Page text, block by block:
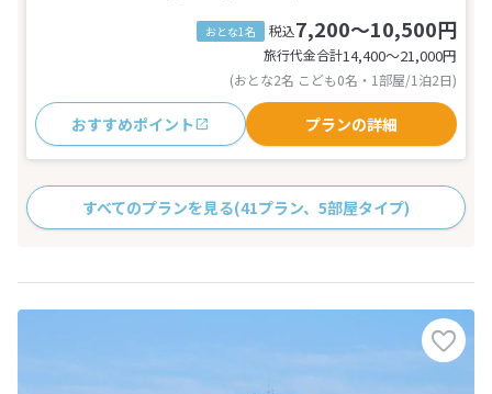
おとな1名 税込7,200～10,500円
旅行代金合計14,400〜21,000円
(おとな2名 こども0名・1部屋/1泊2日)
おすすめポイント プランの詳細
すべてのプランを見る(41プラン、5部屋タイプ)